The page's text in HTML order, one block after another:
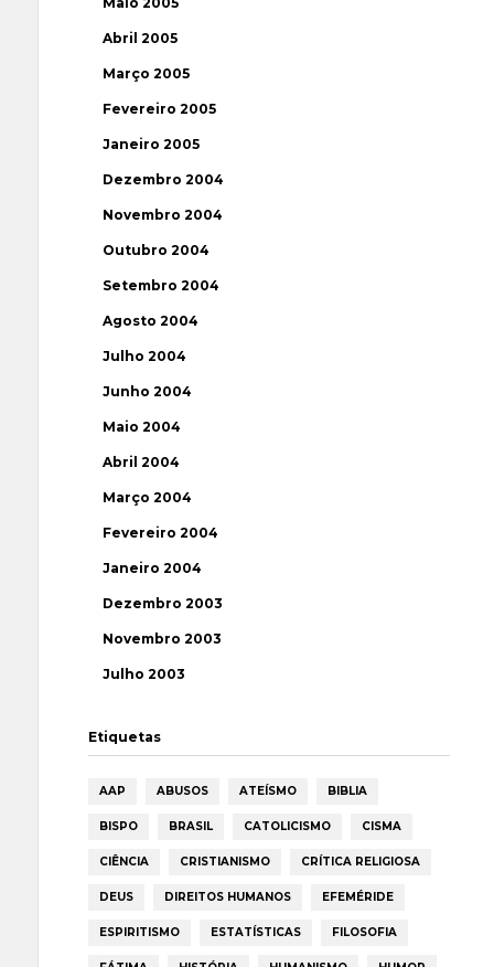
Abril 2005
Março 2005
Fevereiro 2005
Janeiro 2005
Dezembro 2004
Novembro 2004
Outubro 2004
Setembro 2004
Agosto 2004
Julho 2004
Junho 2004
Maio 2004
Abril 2004
Março 2004
Fevereiro 2004
Janeiro 2004
Dezembro 2003
Novembro 2003
Julho 2003
Etiquetas
AAP ABUSOS ATEÍSMO BIBLIA
BISPO BRASIL CATOLICISMO CISMA
CIÊNCIA CRISTIANISMO CRÍTICA RELIGIOSA
DEUS DIREITOS HUMANOS EFEMÉRIDE
ESPIRITISMO ESTATÍSTICAS FILOSOFIA